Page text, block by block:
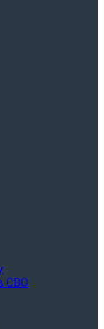
СВО